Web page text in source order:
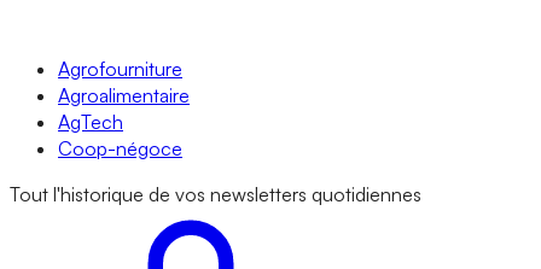
Agrofourniture
Agroalimentaire
AgTech
Coop-négoce
Tout l'historique de vos newsletters quotidiennes